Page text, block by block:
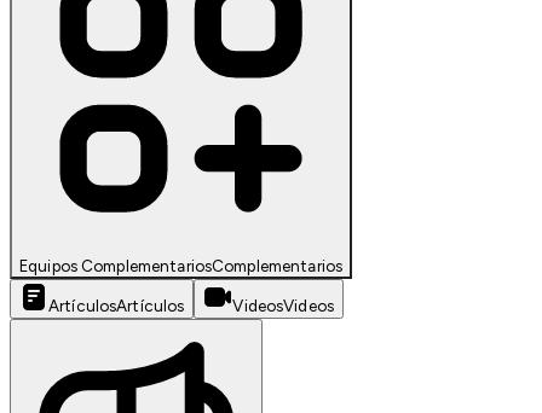
Equipos ComplementariosComplementarios
ArtículosArtículos VideosVideos